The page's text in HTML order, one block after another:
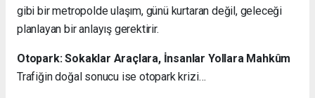
gibi bir metropolde ulaşım, günü kurtaran değil, geleceği
planlayan bir anlayış gerektirir.
Otopark: Sokaklar Araçlara, İnsanlar Yollara Mahkûm
Trafiğin doğal sonucu ise otopark krizi…